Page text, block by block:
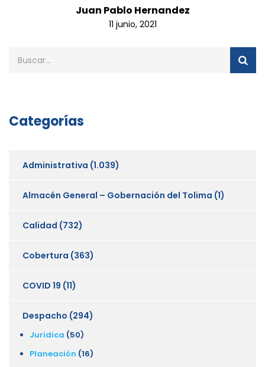
Juan Pablo Hernandez
11 junio, 2021
Categorías
Administrativa (1.039)
Almacén General – Gobernación del Tolima (1)
Calidad (732)
Cobertura (363)
COVID 19 (11)
Despacho (294)
Juridica (50)
Planeación (16)